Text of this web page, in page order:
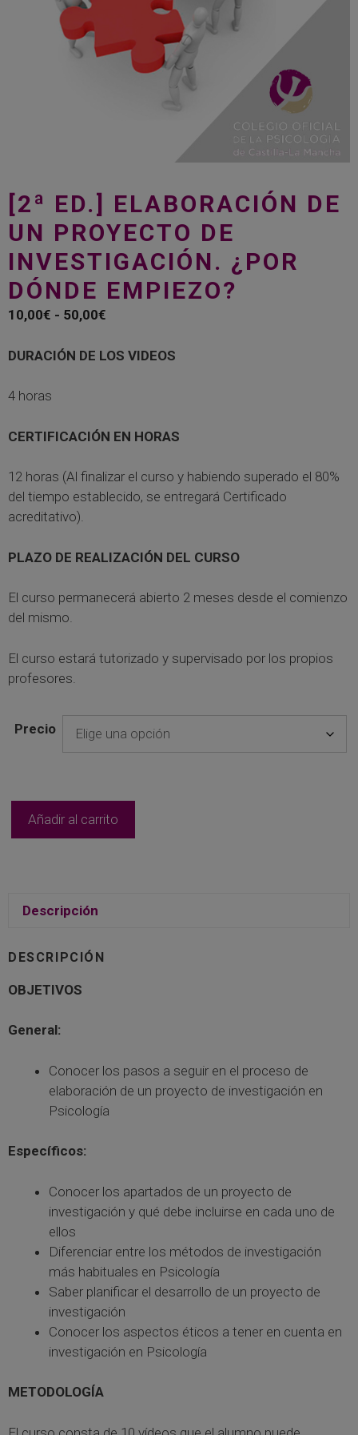
[2ª ED.] ELABORACIÓN DE
UN PROYECTO DE
INVESTIGACIÓN. ¿POR
DÓNDE EMPIEZO?
10,00€ - 50,00€
precios:
50,00€
DURACIÓN DE LOS VIDEOS
4 horas
CERTIFICACIÓN EN HORAS
12 horas (Al finalizar el curso y habiendo superado el 80%
del tiempo establecido, se entregará Certificado
acreditativo).
PLAZO DE REALIZACIÓN DEL CURSO
El curso permanecerá abierto 2 meses desde el comienzo
del mismo.
El curso estará tutorizado y supervisado por los propios
profesores.
Precio
Proyecto
Investigación.
dónde
cantidad
Añadir al carrito
Descripción
DESCRIPCIÓN
OBJETIVOS
General:
Conocer los pasos a seguir en el proceso de
elaboración de un proyecto de investigación en
Psicología
Específicos:
Conocer los apartados de un proyecto de
investigación y qué debe incluirse en cada uno de
ellos
Diferenciar entre los métodos de investigación
más habituales en Psicología
Saber planificar el desarrollo de un proyecto de
investigación
Conocer los aspectos éticos a tener en cuenta en
investigación en Psicología
METODOLOGÍA